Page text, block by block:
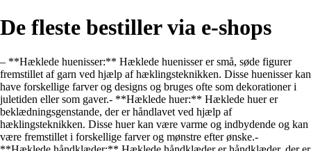
De fleste bestiller via e-shops
– **Hæklede huenisser:** Hæklede huenisser er små, søde figurer
fremstillet af garn ved hjælp af hæklingsteknikken. Disse huenisser kan
have forskellige farver og designs og bruges ofte som dekorationer i
juletiden eller som gaver.- **Hæklede huer:** Hæklede huer er
beklædningsgenstande, der er håndlavet ved hjælp af
hæklingsteknikken. Disse huer kan være varme og indbydende og kan
være fremstillet i forskellige farver og mønstre efter ønske.-